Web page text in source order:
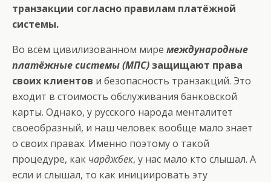
транзакции согласно правилам платёжной
системы.
Во всём цивилизованном мире международные
платёжные системы (МПС)защищают права
своих клиентов и безопасность транзакций. Это
входит в стоимость обслуживания банковской
карты. Однако, у русского народа менталитет
своеобразный, и наш человек вообще мало знает
о своих правах. Именно поэтому о такой
процедуре, как чарджбек, у нас мало кто слышал. А
если и слышал, то как инициировать эту